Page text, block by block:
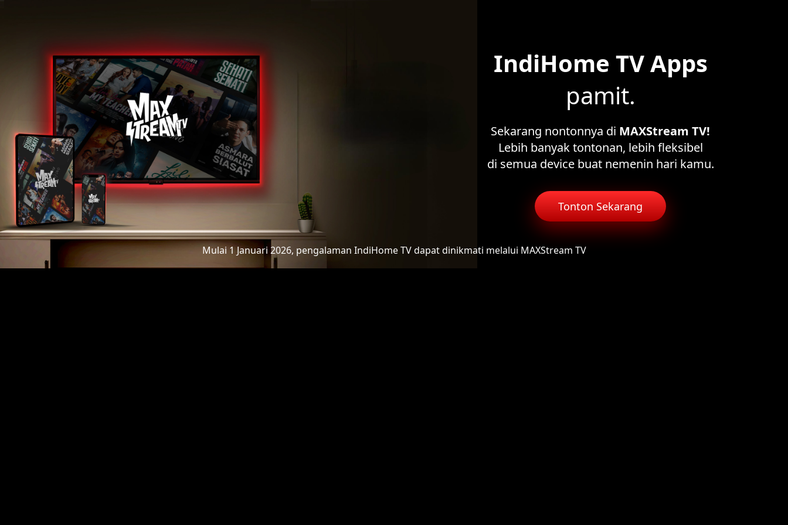
IndiHome TV Apps
pamit.
Sekarang nontonnya di MAXStream TV!
Lebih banyak tontonan, lebih fleksibel
di semua device buat nemenin hari kamu.
Tonton Sekarang
Mulai 1 Januari 2026, pengalaman IndiHome TVdapat dinikmati melalui MAXStream TV